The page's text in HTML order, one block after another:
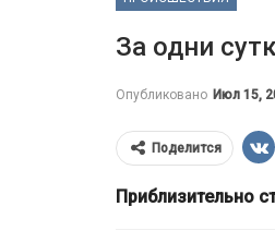
За одни
Опубликовано Июл 15,
Поделится
Приблизительно